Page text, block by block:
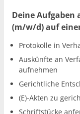
Deine Aufgaben
(m/w/d) auf
Protokolle in
Auskünfte an
aufnehmen
Gerichtliche
(E)-Akten zu
Schriftstücke